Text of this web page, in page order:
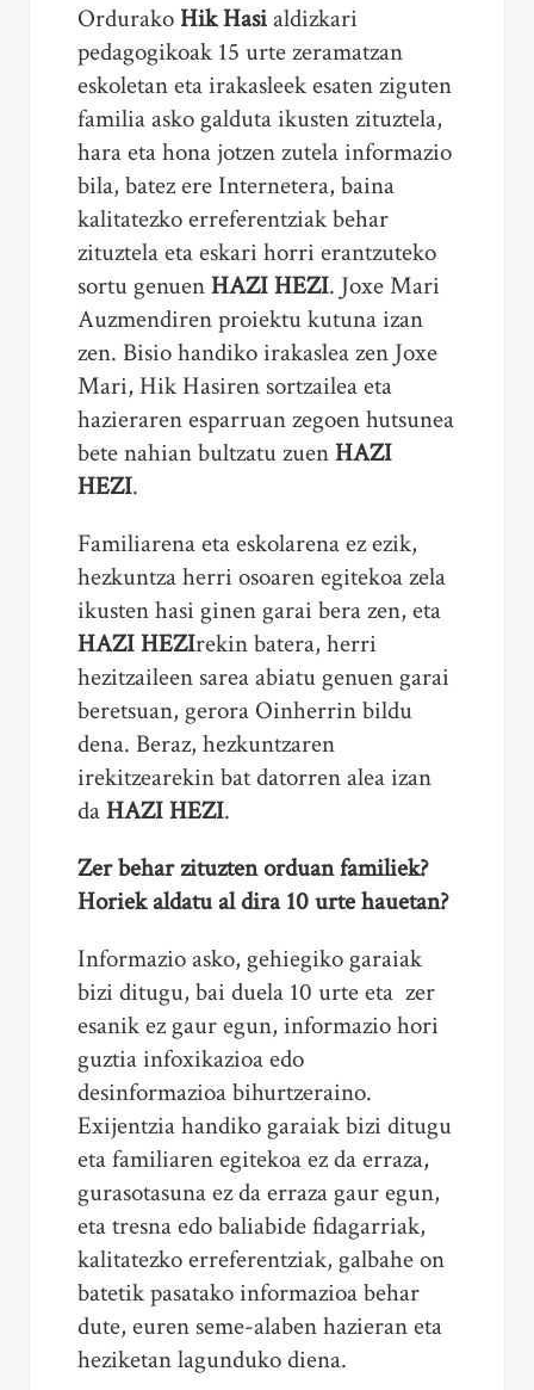
OrdurakoHik Hasialdizkari
pedagogikoak 15 urte zeramatzan
eskoletan eta irakasleek esaten ziguten
familia asko galduta ikusten zituztela,
hara eta hona jotzen zutela informazio
bila, batez ere Internetera, baina
kalitatezko erreferentziak behar
zituztela eta eskari horri erantzuteko
sortu genuenHAZI HEZI. Joxe Mari
Auzmendiren proiektu kutuna izan
zen. Bisio handiko irakaslea zen Joxe
Mari, Hik Hasiren sortzailea eta
hazieraren esparruan zegoen hutsunea
bete nahian bultzatu zuenHAZI
HEZI.
Familiarena eta eskolarena ez ezik,
hezkuntza herri osoaren egitekoa zela
ikusten hasi ginen garai bera zen, eta
HAZI HEZIrekin batera, herri
hezitzaileen sarea abiatu genuen garai
beretsuan, gerora Oinherrin bildu
dena. Beraz, hezkuntzaren
irekitzearekin bat datorren alea izan
daHAZI HEZI.
Zer behar zituzten orduan familiek?
Horiek aldatu al dira 10 urte hauetan?
Informazio asko, gehiegiko garaiak
bizi ditugu, bai duela 10 urte eta zer
esanik ez gaur egun, informazio hori
guztia infoxikazioa edo
desinformazioa bihurtzeraino.
Exijentzia handiko garaiak bizi ditugu
eta familiaren egitekoa ez da erraza,
gurasotasuna ez da erraza gaur egun,
eta tresna edo baliabide fidagarriak,
kalitatezko erreferentziak, galbahe on
batetik pasatako informazioa behar
dute, euren seme-alaben hazieran eta
heziketan lagunduko diena.